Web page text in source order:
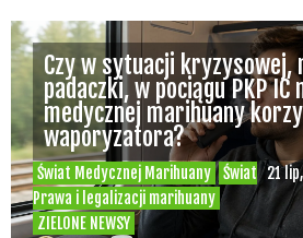
Świat Medycznej Marihuany
Świat
Prawa i legalizacji marihuany
ZIELONE NEWSY
21
Czy w sytuacji kryzysowej,
padaczki, w pociągu PKP IC
medycznej marihuany
waporyzatora?